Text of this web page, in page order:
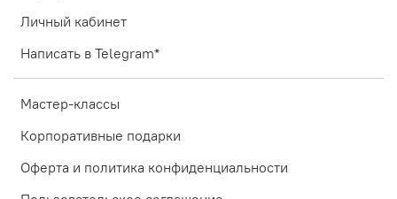
Личный кабинет
Написать в Telegram*
Мастер-классы
Корпоративные подарки
Оферта и политика конфиденциальности